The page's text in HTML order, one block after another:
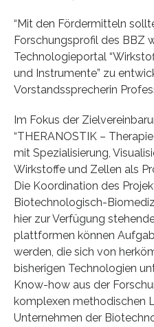
“Mit den Fördermitteln
Forschungsprofil des BBZ
Technologieportal
und Instrumente” zu
Vorstandssprecherin
Im Fokus der
“THERANOSTIK –
mit Spezialisierung,
Wirkstoffe und Zellen als
Die Koordination des
Biotechnologisch-
hier zur Verfügung
plattformen können
werden, die sich von
bisherigen Technologien
Know-how aus der
komplexen methodischen
Unternehmen der